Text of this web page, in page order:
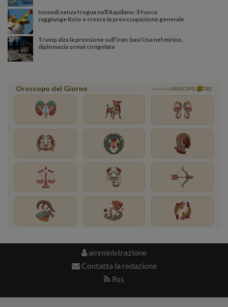
Incendi senza tregua nell’Aquilano: il fuoco
raggiunge Roio e cresce la preoccupazione generale
Trump alza la pressione sull’Iran: basi Usa nel mirino,
diplomazia ormai congelata
Oroscopo del Giorno powered by OROSCOPO ORE
amministrazione
Contatta la redazione
Rss